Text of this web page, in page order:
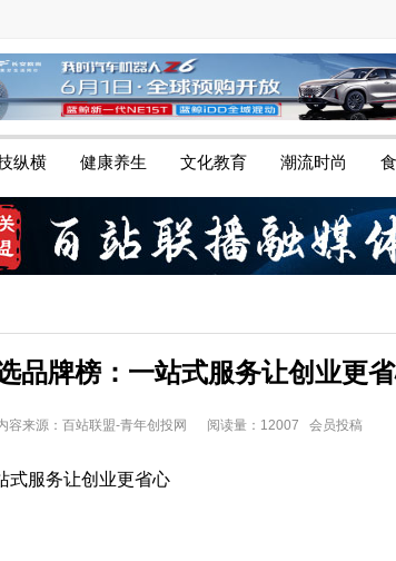
纵横 健康养生 文化教育 潮流时尚
品牌榜：一站式服务让创业更
来源：百站联盟-青年创投网 阅读量：12007 会员投稿
式服务让创业更省心